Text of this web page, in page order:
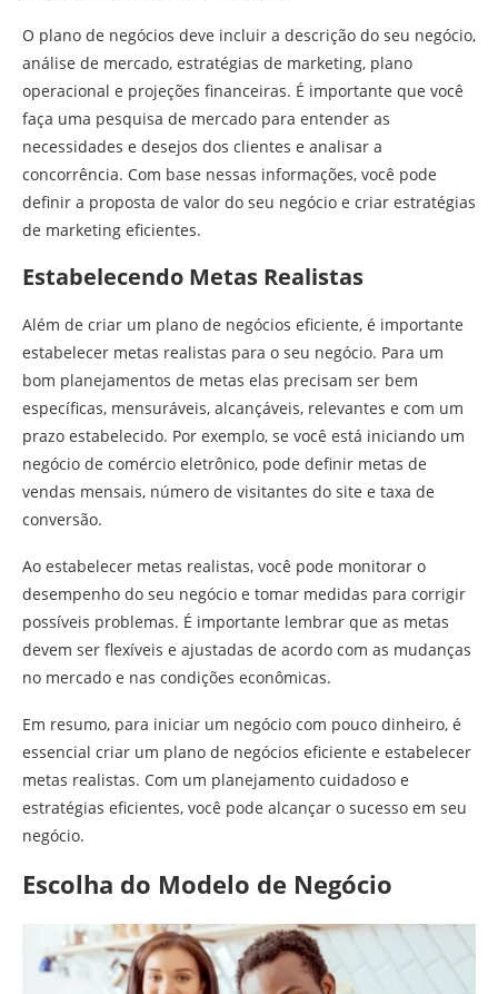
O plano de negócios deve incluir a descrição do seu negócio,
análise de mercado, estratégias de marketing, plano
operacional e projeções financeiras. É importante que você
faça uma pesquisa de mercado para entender as
necessidades e desejos dos clientes e analisar a
concorrência. Com base nessas informações, você pode
definir a proposta de valor do seu negócio e criar estratégias
de marketing eficientes.
Estabelecendo Metas Realistas
Além de criar um plano de negócios eficiente, é importante
estabelecer metas realistas para o seu negócio. Para um
bom planejamentos de metas elas precisam ser bem
específicas, mensuráveis, alcançáveis, relevantes e com um
prazo estabelecido. Por exemplo, se você está iniciando um
negócio de comércio eletrônico, pode definir metas de
vendas mensais, número de visitantes do site e taxa de
conversão.
Ao estabelecer metas realistas, você pode monitorar o
desempenho do seu negócio e tomar medidas para corrigir
possíveis problemas. É importante lembrar que as metas
devem ser flexíveis e ajustadas de acordo com as mudanças
no mercado e nas condições econômicas.
Em resumo, para iniciar um negócio com pouco dinheiro, é
essencial criar um plano de negócios eficiente e estabelecer
metas realistas. Com um planejamento cuidadoso e
estratégias eficientes, você pode alcançar o sucesso em seu
negócio.
Escolha do Modelo de Negócio